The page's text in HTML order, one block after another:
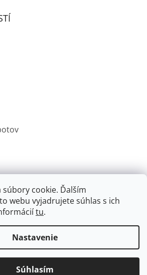
cookie. Ďalším
webu vyjadrujete súhlas s ich
tu.
Nastavenie
Súhlasím
BRUSLÁRNA. Všetky práva
vyhradené.